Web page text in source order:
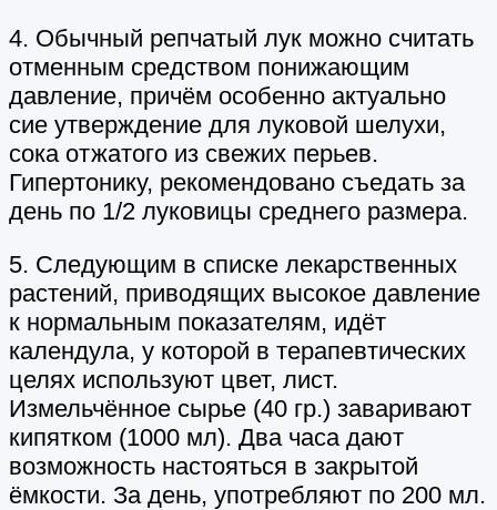
4. Обычный репчатый лук можно считать
отменным средством понижающим
давление, причём особенно актуально
сие утверждение для луковой шелухи,
сока отжатого из свежих перьев.
Гипертонику, рекомендовано съедать за
день по 1/2 луковицы среднего размера.
5. Следующим в списке лекарственных
растений, приводящих высокое давление
к нормальным показателям, идёт
календула, у которой в терапевтических
целях используют цвет, лист.
Измельчённое сырье (40 гр.) заваривают
кипятком (1000 мл). Два часа дают
возможность настояться в закрытой
ёмкости. За день, употребляют по 200 мл.